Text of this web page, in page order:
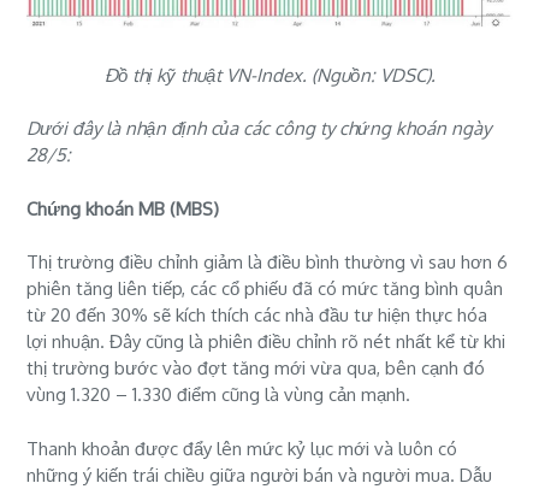
Đồ thị kỹ thuật VN-Index. (Nguồn: VDSC).
Dưới đây là nhận định của các công ty chứng khoán ngày
28/5:
Chứng khoán MB (MBS)
Thị trường điều chỉnh giảm là điều bình thường vì sau hơn 6
phiên tăng liên tiếp, các cổ phiếu đã có mức tăng bình quân
từ 20 đến 30% sẽ kích thích các nhà đầu tư hiện thực hóa
lợi nhuận. Đây cũng là phiên điều chỉnh rõ nét nhất kể từ khi
thị trường bước vào đợt tăng mới vừa qua, bên cạnh đó
vùng 1.320 – 1.330 điểm cũng là vùng cản mạnh.
Thanh khoản được đẩy lên mức kỷ lục mới và luôn có
những ý kiến trái chiều giữa người bán và người mua. Dẫu